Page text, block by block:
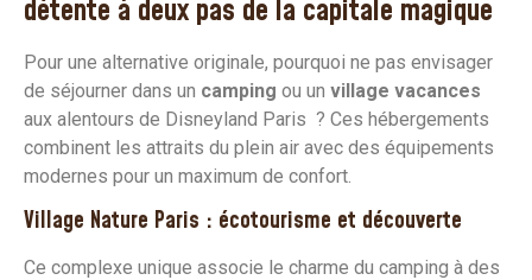
détente à deux pas de la capitale magique
Pour une alternative originale, pourquoi ne pas envisager
de séjourner dans un camping ou un village vacances
aux alentours de Disneyland Paris ? Ces hébergements
combinent les attraits du plein air avec des équipements
modernes pour un maximum de confort.
Village Nature Paris : écotourisme et découverte
Ce complexe unique associe le charme du camping à des